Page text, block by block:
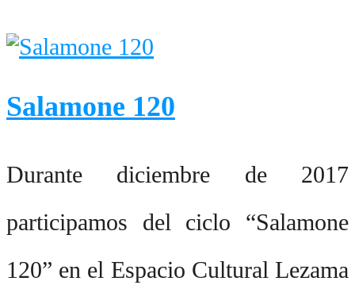
Salamone 120
Durante diciembre de 2017
participamos del ciclo “Salamone
120” en el Espacio Cultural Lezama